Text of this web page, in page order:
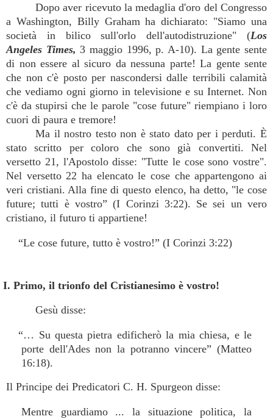
Dopo aver ricevuto la medaglia d'oro del Congresso
a Washington, Billy Graham ha dichiarato: "Siamo una
società in bilico sull'orlo dell'autodistruzione" (Los
Angeles Times, 3 maggio 1996, p. A-10). La gente sente
di non essere al sicuro da nessuna parte! La gente sente
che non c'è posto per nascondersi dalle terribili calamità
che vediamo ogni giorno in televisione e su Internet. Non
c'è da stupirsi che le parole "cose future" riempiano i loro
cuori di paura e tremore!
Ma il nostro testo non è stato dato per i perduti. È
stato scritto per coloro che sono già convertiti. Nel
versetto 21, l'Apostolo disse: "Tutte le cose sono vostre".
Nel versetto 22 ha elencato le cose che appartengono ai
veri cristiani. Alla fine di questo elenco, ha detto, "le cose
future; tutti è vostro” (I Corinzi 3:22). Se sei un vero
cristiano, il futuro ti appartiene!
“Le cose future, tutto è vostro!” (I Corinzi 3:22)
I. Primo, il trionfo del Cristianesimo è vostro!
Gesù disse:
“… Su questa pietra edificherò la mia chiesa, e le
porte dell'Ades non la potranno vincere” (Matteo
16:18).
Il Principe dei Predicatori C. H. Spurgeon disse:
Mentre guardiamo ... la situazione politica, la